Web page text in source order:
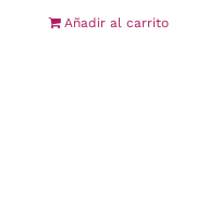
Añadir al carrito